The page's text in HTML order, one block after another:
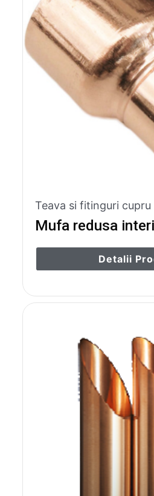
Teava si fitinguri cupru
Mufa redusa
Detalii